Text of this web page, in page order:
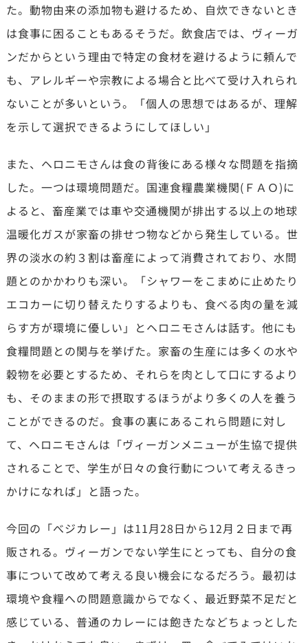
た。動物由来の添加物も避けるため、自炊できないとき
は食事に困ることもあるそうだ。飲食店では、ヴィーガ
ンだからという理由で特定の食材を避けるように頼んで
も、アレルギーや宗教による場合と比べて受け入れられ
ないことが多いという。「個人の思想ではあるが、理解
を示して選択できるようにしてほしい」
また、ヘロニモさんは食の背後にある様々な問題を指摘
した。一つは環境問題だ。国連食糧農業機関(ＦＡＯ)に
よると、畜産業では車や交通機関が排出する以上の地球
温暖化ガスが家畜の排せつ物などから発生している。世
界の淡水の約３割は畜産によって消費されており、水問
題とのかかわりも深い。「シャワーをこまめに止めたり
エコカーに切り替えたりするよりも、食べる肉の量を減
らす方が環境に優しい」とヘロニモさんは話す。他にも
食糧問題との関与を挙げた。家畜の生産には多くの水や
穀物を必要とするため、それらを肉として口にするより
も、そのままの形で摂取するほうがより多くの人を養う
ことができるのだ。食事の裏にあるこれら問題に対し
て、ヘロニモさんは「ヴィーガンメニューが生協で提供
されることで、学生が日々の食行動について考えるきっ
かけになれば」と語った。
今回の「べジカレー」は11月28日から12月２日まで再
販される。ヴィーガンでない学生にとっても、自分の食
事について改めて考える良い機会になるだろう。最初は
環境や食糧への問題意識からでなく、最近野菜不足だと
感じている、普通のカレーには飽きたなどちょっとした